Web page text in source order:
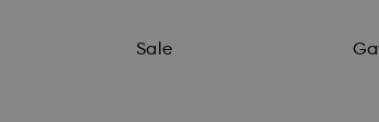
Sale